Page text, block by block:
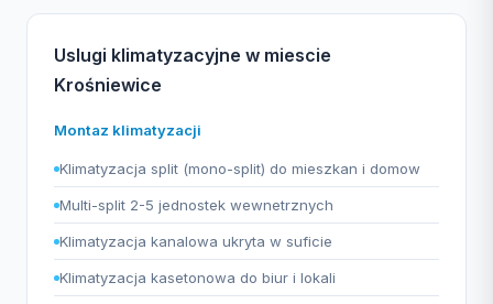
Uslugi klimatyzacyjne w miescie
Krośniewice
Montaz klimatyzacji
Klimatyzacja split (mono-split) do mieszkan i domow
Multi-split 2-5 jednostek wewnetrznych
Klimatyzacja kanalowa ukryta w suficie
Klimatyzacja kasetonowa do biur i lokali